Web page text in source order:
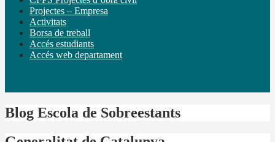
Projectes – Empresa
Activitats
Borsa de treball
Accés estudiants
Accés web departament
Blog Escola de Sobreestants